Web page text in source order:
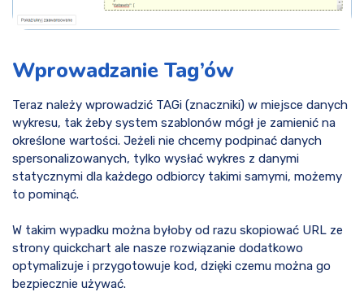
Wprowadzanie Tag’ów
Teraz należy wprowadzić TAGi (znaczniki) w miejsce danych
wykresu, tak żeby system szablonów mógł je zamienić na
określone wartości. Jeżeli nie chcemy podpinać danych
spersonalizowanych, tylko wysłać wykres z danymi
statycznymi dla każdego odbiorcy takimi samymi, możemy
to pominąć.
W takim wypadku można byłoby od razu skopiować URL ze
strony quickchart ale nasze rozwiązanie dodatkowo
optymalizuje i przygotowuje kod, dzięki czemu można go
bezpiecznie używać.